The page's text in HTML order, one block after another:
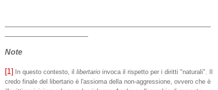
Note
[1] In questo contesto, il libertario invoca il rispetto per i diritti "naturali". Il
credo finale del libertario è l'assioma della non-aggressione, ovvero che è